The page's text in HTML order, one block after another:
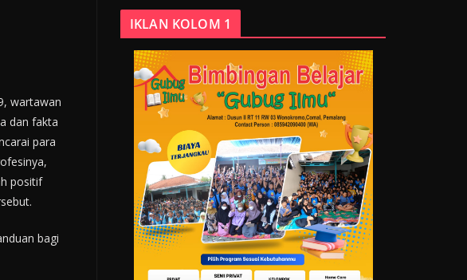
wartawan
dan fakta
para
positif
bagi
IKLAN KOLOM 1